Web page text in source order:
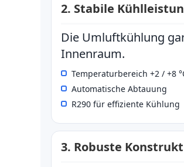
2. Stabile
Die Umluftkühlung
Innenraum.
Temperaturbereich +2 / +8
Automatische Abtauung
R290 für effiziente Kühlung
3. Robuste